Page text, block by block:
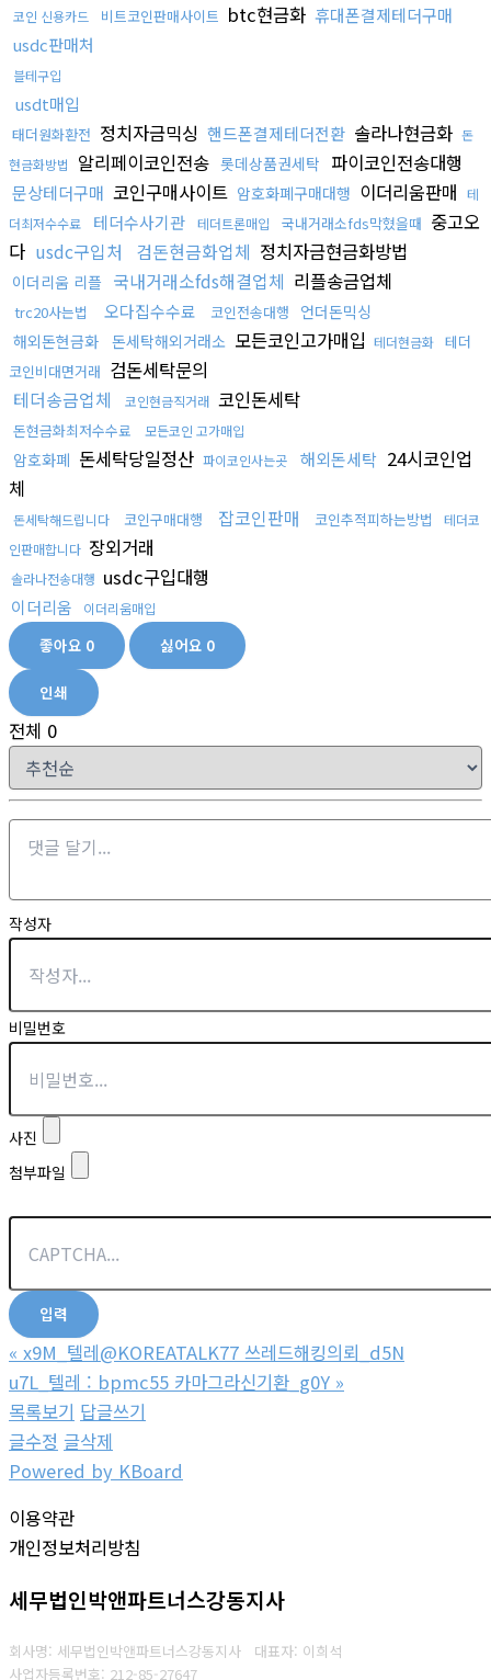
코인 신용카드 비트코인판매사이트 btc현금화 휴대폰결제테더구매
usdc판매처
블테구입
usdt매입
태더원화환전 정치자금믹싱 핸드폰결제테더전환 솔라나현금화 돈
현금화방법
알리페이코인전송 롯데상품권세탁 파이코인전송대행
문상테더구매 코인구매사이트 암호화폐구매대행 이더리움판매 테
더최저수수료
테더수사기관 테더트론매입 국내거래소fds막혔을때 중고오
다 usdc구입처 검돈현금화업체 정치자금현금화방법
이더리움 리플 국내거래소fds해결업체 리플송금업체
trc20사는법 오다집수수료 코인전송대행
언더돈믹싱
해외돈현금화 돈세탁해외거래소 모든코인고가매입 테더현금화 테더
코인비대면거래 검돈세탁문의
테더송금업체
코인현금직거래 코인돈세탁
돈현금화최저수수료 모든코인 고가매입
암호화폐 돈세탁당일정산 파이코인사는곳 해외돈세탁 24시코인업
체
돈세탁해드립니다 코인구매대행 잡코인판매 코인추적피하는방법
테더코
인판매합니다 장외거래
솔라나전송대행 usdc구입대행
이더리움 이더리움매입
좋아요 0 싫어요 0
인쇄
전체 0
작성자
비밀번호
사진
첨부파일
« x9M_텔레@KOREATALK77 쓰레드해킹의뢰_d5N
u7L_텔레 : bpmc55 카마그라신기환_g0Y »
목록보기 답글쓰기
글수정 글삭제
Powered by KBoard
이용약관
개인정보처리방침
세무법인박앤파트너스강동지사
회사명: 세무법인박앤파트너스강동지사 대표자: 이희석
사업자등록번호: 212-85-27647